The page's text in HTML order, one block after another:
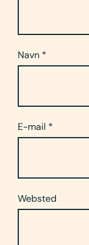
Navn *
E-mail *
Websted